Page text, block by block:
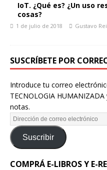
IoT. ¿Qué es? ¿Un uso
cosas?
1 de julio de 2018 Gustavo
SUSCRÍBETE POR
Introduce tu correo
TECNOLOGIA
notas.
Suscribir
COMPRÁ E-LIBROS Y E-